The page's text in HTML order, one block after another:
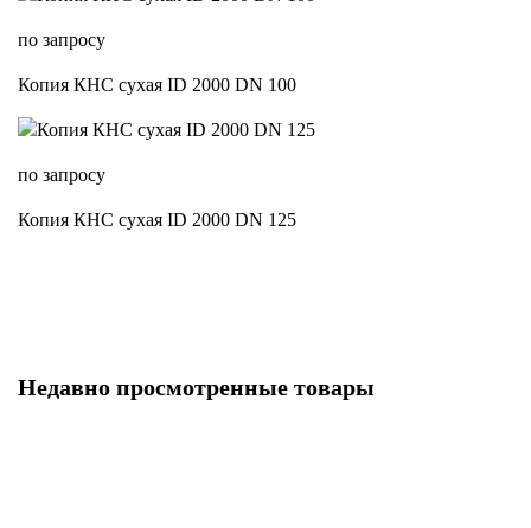
по запросу
Копия КНС сухая ID 2000 DN 100
по запросу
Копия КНС сухая ID 2000 DN 125
Недавно просмотренные товары